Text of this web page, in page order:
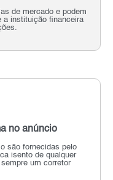
de mercado e podem
a instituição financeira
no anúncio
são fornecidas pelo
isento de qualquer
um corretor